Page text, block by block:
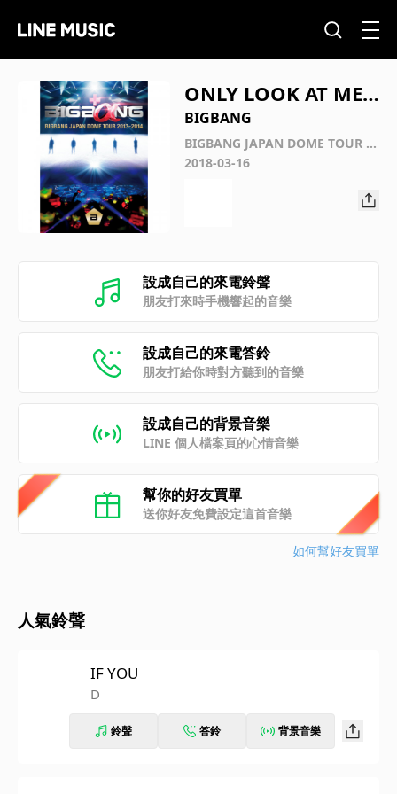
ONLY LOOK AT ME +
WEDDING DRESS -BI
GBANG JAPAN DOM
E TOUR 2013～2014-
BIGBANG
BIGBANG JAPAN DOME TOUR 2
013～2014
2018-03-16
設成自己的來電鈴聲
朋友打來時手機響起的音樂
設成自己的來電答鈴
朋友打給你時對方聽到的音樂
設成自己的背景音樂
LINE 個人檔案頁的心情音樂
幫你的好友買單
送你好友免費設定這首音樂
如何幫好友買單
人氣鈴聲
IF YOU
D
鈴聲 答鈴 背景音樂